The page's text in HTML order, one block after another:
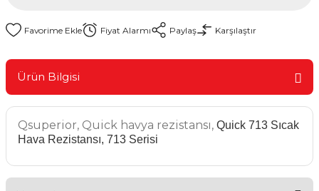
Fiyat Alarmı Paylaş Karşılaştır
Ürün Bilgisi
Qsuperior, Quick havya rezistansı, Quick 713 Sıcak
Hava Rezistansı, 713 Serisi